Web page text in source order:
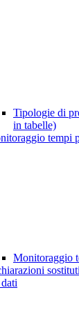
Tipologie di
in tabelle)
tempi
Monitoraggio